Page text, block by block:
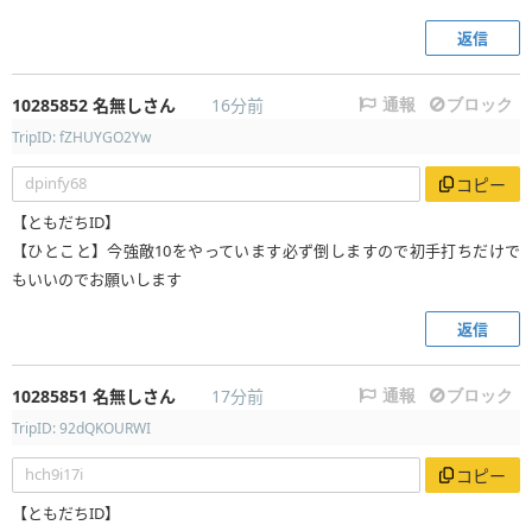
返信
10285852 名無しさん 16分前 通報 ブロック
TripID: fZHUYGO2Yw
dpinfy68 コピー
【ともだちID】
【ひとこと】今強敵10をやっています必ず倒しますので初手打ちだけで
もいいのでお願いします
返信
10285851 名無しさん 17分前 通報 ブロック
TripID: 92dQKOURWI
hch9i17i コピー
【ともだちID】